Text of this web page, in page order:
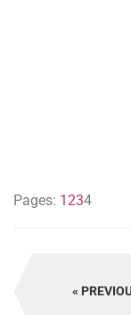
Pages: 1 234